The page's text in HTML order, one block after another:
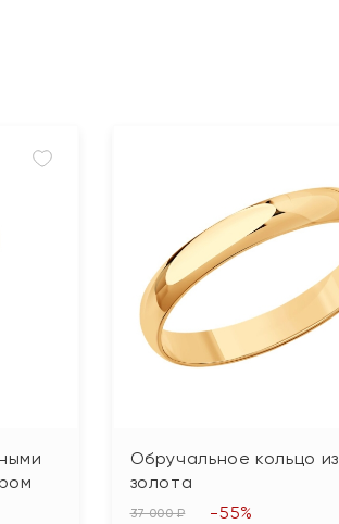
Обручальное кольцо из
золота
37 000 ₽ -55%